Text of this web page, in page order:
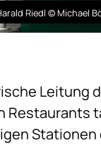
Riedl © Michael
Leitung